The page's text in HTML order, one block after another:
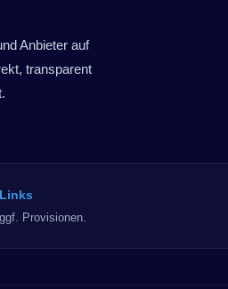
Anbieter auf
transparent
Provisionen.